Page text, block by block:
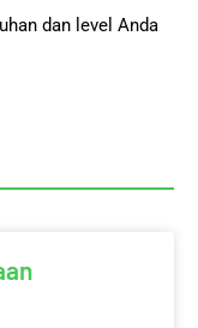
dan level Anda